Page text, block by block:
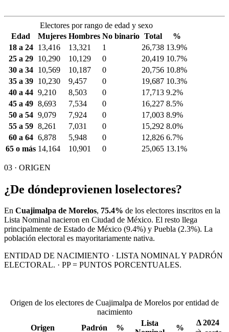
Electores por rango de edad y sexo
Edad
Mujeres Hombres No binario Total
%
18 a 24
13,416 13,321 1 26,738 13.9%
25 a 29
10,290 10,129 0 20,419 10.7%
30 a 34
10,569 10,187 0 20,756 10.8%
35 a 39
10,230 9,457 0 19,687 10.3%
40 a 44 9,210 8,503 0 17,713 9.2%
45 a 49 8,693 7,534 0 16,227 8.5%
50 a 54 9,079 7,924 0 17,003 8.9%
55 a 59 8,261 7,031 0 15,292 8.0%
60 a 64 6,878 5,948 0 12,826 6.7%
65 o más 14,164 10,901 0 25,065 13.1%
03 · ORIGEN
¿De dóndeprovienen loselectores?
En Cuajimalpa de Morelos, 75.4% de los electores inscritos en la
Lista Nominal nacieron en Ciudad de México. El resto llega
principalmente de Estado de México (9.4%) y Puebla (2.3%). La
población electoral es mayoritariamente nativa.
ENTIDAD DE NACIMIENTO · LISTA NOMINAL Y PADRÓN
ELECTORAL. · PP = PUNTOS PORCENTUALES.
Origen de los electores de Cuajimalpa de Morelos por entidad de
nacimiento
Origen
Padrón %
Lista
%
Δ2024